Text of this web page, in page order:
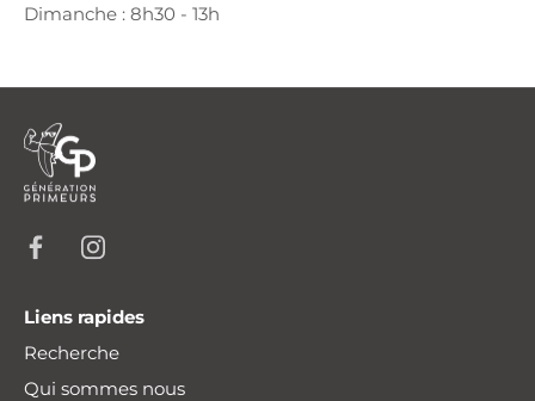
Dimanche : 8h30 - 13h
Liens rapides
Recherche
Qui sommes nous